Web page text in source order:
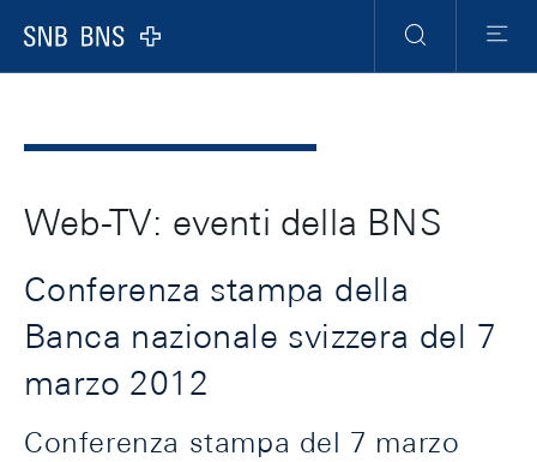
Logo
Navigation
Ricerca Menu
Web-TV: eventi della BNS
Conferenza stampa della
Banca nazionale svizzera del 7
marzo 2012
Conferenza stampa del 7 marzo